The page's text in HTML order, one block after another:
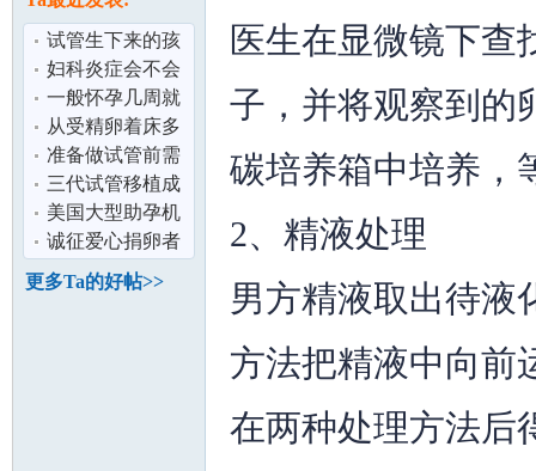
试管生下来的孩
子健康吗？/做试
管会不会很
妇科炎症会不会
影响怀孕生育 /
去做试管婴
一般怀孕几周就
会出现胎心胎
芽？/第一次怀
从受精卵着床多
久可以知道怀
孕？
准备做试管前需
要做些什么？
三代试管移植成
功率高吗？
美国大型助孕机
构简介
诚征爱心捐卵者
更多Ta的好帖>>
医生在显微镜下查
子，并将观察到的
碳培养箱中培养，
2、精液处理
男方精液取出待液
方法把精液中向前
在两种处理方法后